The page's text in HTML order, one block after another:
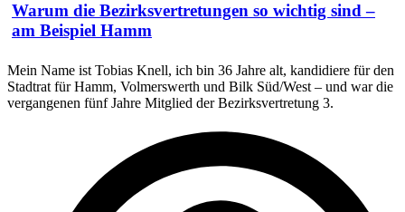
Warum die Bezirksvertretungen so wichtig sind –
am Beispiel Hamm
Mein Name ist Tobias Knell, ich bin 36 Jahre alt, kandidiere für den
Stadtrat für Hamm, Volmerswerth und Bilk Süd/West – und war die
vergangenen fünf Jahre Mitglied der Bezirksvertretung 3.